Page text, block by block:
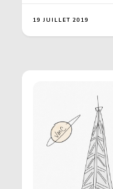
19 JUILLET 2019